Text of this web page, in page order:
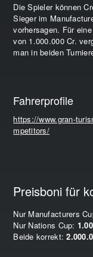
Die Spieler können
Sieger im
vorhersagen. Für
von 1.000.000 Cr.
man in beiden
Fahrerprofile
https://www.gran-
mpetitors/
Preisboni für
Nur Manufacturers
Nur Nations Cup:
Beide korrekt: